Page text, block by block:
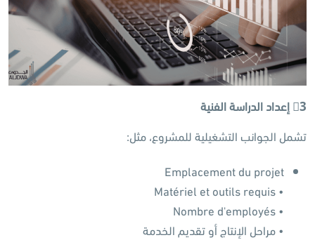
3 إعداد الدراسة الفنية
تشمل الجوانب التشغيلية للمشروع، مثل:
Emplacement du projet
• Matériel et outils requis
• Nombre d'employés
• مراحل الإنتاج أو تقديم الخدمة